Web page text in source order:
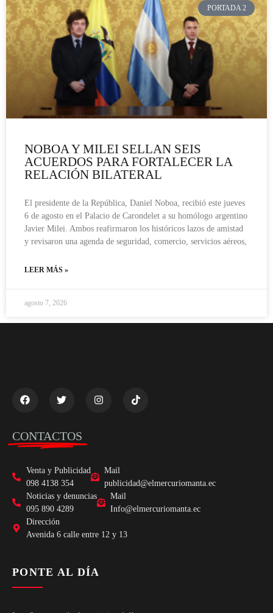
PORTADA 2
NOBOA Y MILEI SELLAN SEIS
ACUERDOS PARA FORTALECER LA
RELACIÓN BILATERAL
El presidente de la República, Daniel Noboa, recibió este jueves
6 de agosto en el Palacio de Carondelet a su homólogo argentino
Javier Milei. Ambos reafirmaron los históricos lazos de amistad
y revisaron una agenda de seguridad, comercio, servicios aéreos,
LEER MÁS »
agosto 7, 2026
CONTACTOS
Venta y Publicidad
098 4138 354
Mail
publicidad@elmercuriomanta.ec
Noticias y denuncias
095 890 4289
Mail
Info@elmercuriomanta.ec
Dirección
Avenida 6 calle entre 12 y 13
PONTE AL DÍA